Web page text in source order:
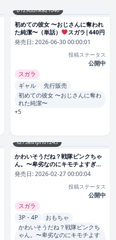
b129dbnka21046
初めての彼女 〜おじさんに奪われ
た純潔〜（単話）
スガラ|440円
発売日:2026-06-30 00:00:01
投稿ステータス
公開中
スガラ
ギャル
先行販売
初めての彼女 〜おじさんに奪わ
れた純潔〜
+5
s273asnph01243
かわいそうだね？戦隊ピンクちゃ
ん。〜卑劣なのにキモチよすぎる
よ…っ〜【FANZA限定特典付き】
スガラ|1,870円
発売日:2026-02-27 00:00:04
投稿ステータス
公開中
スガラ
3P・4P
おもちゃ
かわいそうだね？戦隊ピンクち
ゃん。〜卑劣なのにキモチよす